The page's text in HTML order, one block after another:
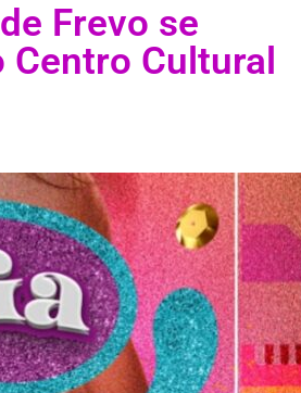
Frevo se
Cultural